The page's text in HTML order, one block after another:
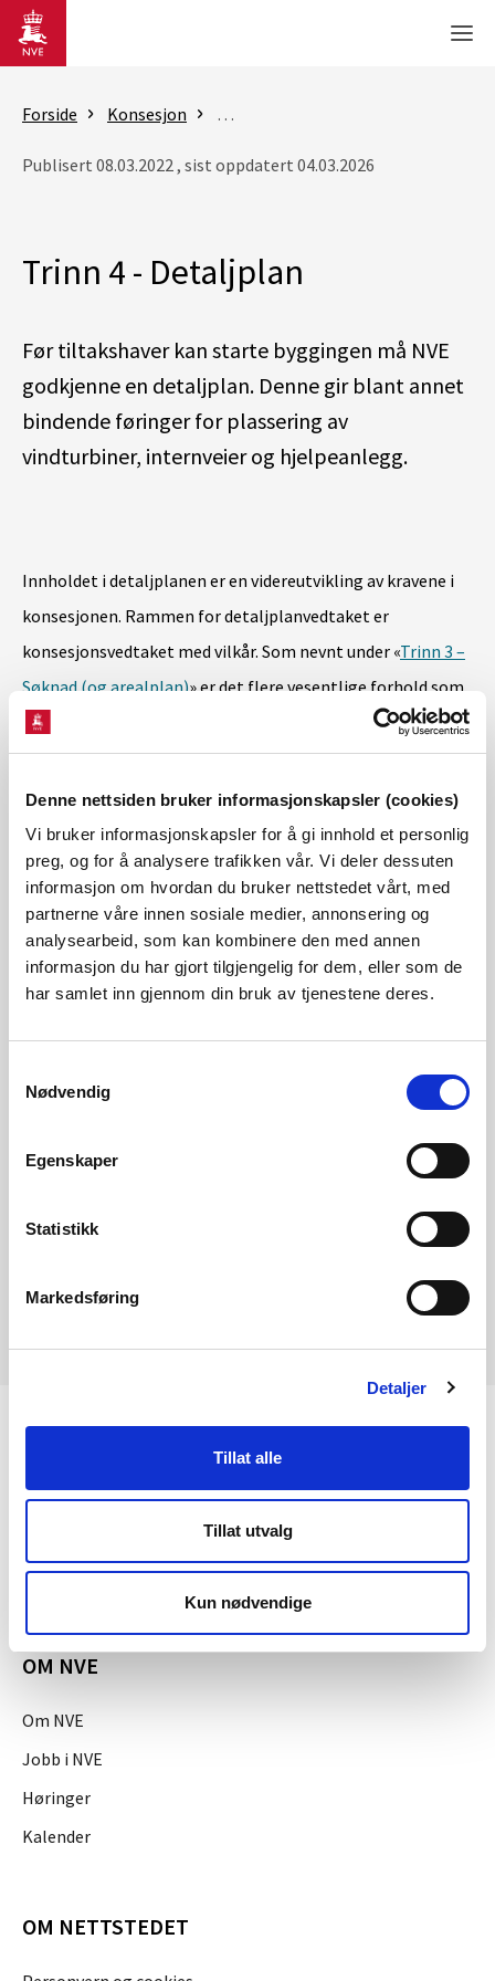
Denne nettsiden bruker informasjonskapsler (cookies)
Vi bruker informasjonskapsler for å gi innhold et personlig
preg, og for å analysere trafikken vår. Vi deler dessuten
informasjon om hvordan du bruker nettstedet vårt, med
partnerne våre innen sosiale medier, annonsering og
analysearbeid, som kan kombinere den med annen
informasjon du har gjort tilgjengelig for dem, eller som de
har samlet inn gjennom din bruk av tjenestene deres.
Nødvendig
Egenskaper
Statistikk
Markedsføring
Detaljer
Tillat alle
Tillat utvalg
Kun nødvendige
Gå til hovedinnhold
Forside Konsesjon Konsesjonsbehandling av vindkraft
Publisert 08.03.2022 , sist oppdatert 04.03.2026
Trinn 4 - Detaljplan
Før tiltakshaver kan starte byggingen må NVE
godkjenne en detaljplan. Denne gir blant annet
bindende føringer for plassering av
vindturbiner, internveier og hjelpeanlegg.
Innholdet i detaljplanen er en videreutvikling av kravene i
konsesjonen. Rammen for detaljplanvedtaket er
konsesjonsvedtaket med vilkår. Som nevnt under «Trinn 3 –
Søknad (og arealplan)» er det flere vesentlige forhold som
bestemmes i detaljplanfasen. Særlig gjelder dette antallet
og plassering av vindturbinene og endelig trasévalg av
internveiene.
Også i detaljplanfasen er det en offentlig prosess med
høring av detaljplanen. Kommunen har ingen separat
behandling av plan eller byggesak, men er en sentral
høringspart. Det er samme type klagerett til
Energidepartementet som for konsesjonssøknaden, men
nå avgrenset til innholdet i detaljplanen.
vindkraft på land
Kontakt
Presserom
OM NVE
Om NVE
Jobb i NVE
Høringer
Kalender
OM NETTSTEDET